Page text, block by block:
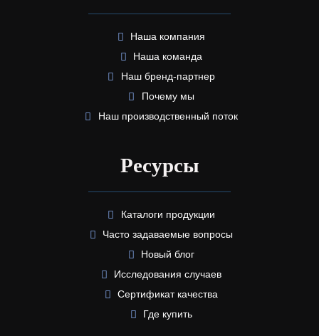
Наша компания
Наша команда
Наш бренд-партнер
Почему мы
Наш производственный поток
Ресурсы
Каталоги продукции
Часто задаваемые вопросы
Новый блог
Исследования случаев
Сертификат качества
Где купить